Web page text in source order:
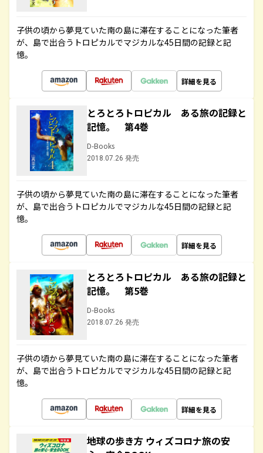
子供の頃から夢見ていた南の島に滞在することになった筆者
が、島で出合うトロピカルでマジカルな45日間の記録と記
憶。
詳細を見る
とろとろトロピカル ある旅の記録と
記憶。 第4巻
D-Books
2018.07.26 発売
子供の頃から夢見ていた南の島に滞在することになった筆者
が、島で出合うトロピカルでマジカルな45日間の記録と記
憶。
詳細を見る
とろとろトロピカル ある旅の記録と
記憶。 第5巻
D-Books
2018.07.26 発売
子供の頃から夢見ていた南の島に滞在することになった筆者
が、島で出合うトロピカルでマジカルな45日間の記録と記
憶。
詳細を見る
地球の歩き方 ウィズコロナ旅の安